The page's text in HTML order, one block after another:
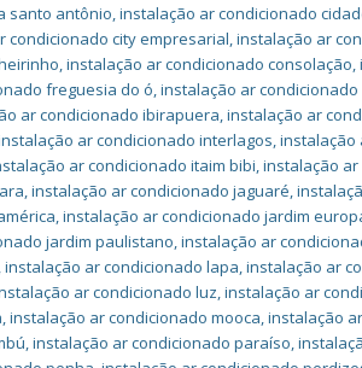
santo antônio,instalação ar condicionado
condicionado city empresarial,instalação ar
,instalação ar condicionado consolação,
freguesia do ó,instalação ar
ar condicionado ibirapuera,instalação ar
ar condicionado interlagos,instalação
ar condicionado itaim bibi,instalação
,instalação ar condicionado jaguaré,
,instalação ar condicionado jardim
jardim paulistano,instalação ar
,instalação ar condicionado lapa,instalação ar
ar condicionado luz,instalação ar
,instalação ar condicionado mooca,instalação
,instalação ar condicionado paraíso,